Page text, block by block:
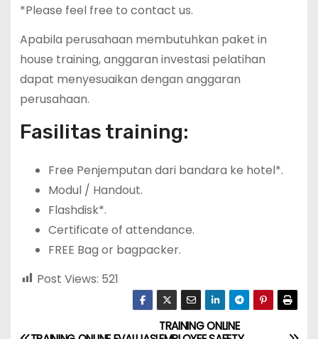
*Please feel free to contact us.
Apabila perusahaan membutuhkan paket in
house training, anggaran investasi pelatihan
dapat menyesuaikan dengan anggaran
perusahaan.
Fasilitas training:
Free Penjemputan dari bandara ke hotel*.
Modul / Handout.
Flashdisk*.
Certificate of attendance.
FREE Bag or bagpacker.
Post Views: 521
TRAINING ONLINE